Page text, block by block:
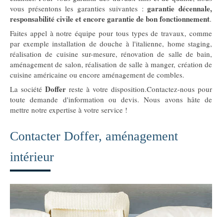
vous présentons les garanties suivantes :garantie décennale,
responsabilité civile et encore garantie de bon fonctionnement.
Faites appel à notre équipe pour tous types de travaux, comme
par exemple installation de douche à l'italienne, home staging,
réalisation de cuisine sur-mesure, rénovation de salle de bain,
aménagement de salon, réalisation de salle à manger, création de
cuisine américaine ou encore aménagement de combles.
La société Doffer reste à votre disposition.Contactez-nous pour
toute demande d'information ou devis. Nous avons hâte de
mettre notre expertise à votre service !
Contacter Doffer, aménagement
intérieur